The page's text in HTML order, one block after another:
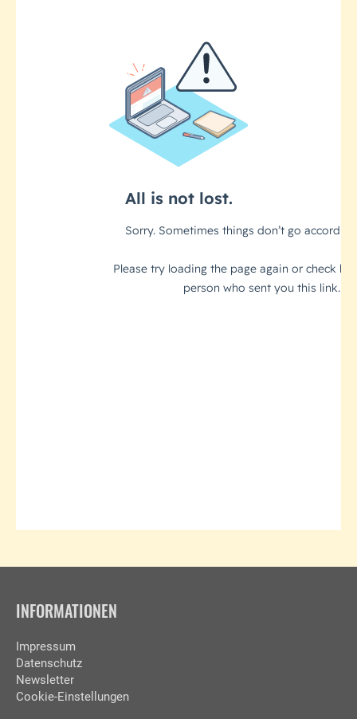
INFORMATIONEN
Impressum
Datenschutz
Newsletter
Cookie-Einstellungen